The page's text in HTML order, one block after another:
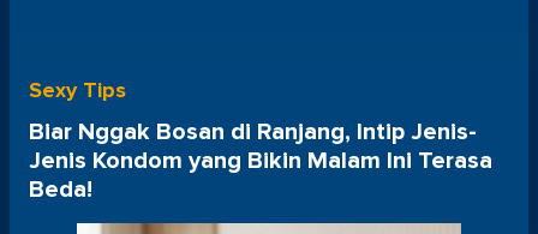
Sexy Tips
Biar Nggak Bosan di Ranjang, Intip Jenis-
Jenis Kondom yang Bikin Malam Ini Terasa
Beda!